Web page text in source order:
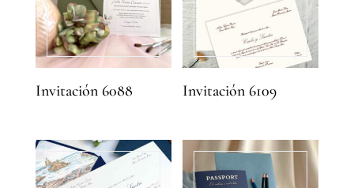
Invitación 6088 Invitación 6109